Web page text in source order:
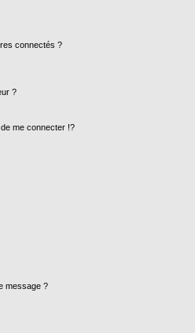
connectés ?
?
me connecter !?
message ?